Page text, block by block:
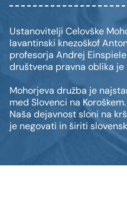
Ustanovitelji Celovške
lavantinski knezoškof
profesorja Andrej
društvena pravna oblika je
Mohorjeva družba je
med Slovenci na Koroškem.
Naša dejavnost sloni na
je negovati in širiti